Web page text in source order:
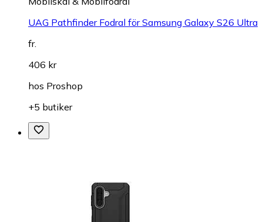
UAG Pathfinder Fodral för Samsung Galaxy S26 Ultra
fr.
406 kr
hos Proshop
+5 butiker